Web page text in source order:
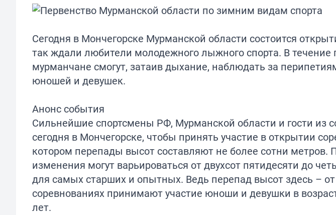
Сегодня в Мончегорске Мурманской области состоится
так ждали любители молодежного лыжного спорта. В
мурманчане смогут, затаив дыхание, наблюдать за
юношей и девушек.
Анонс события
Сильнейшие спортсмены РФ, Мурманской области и гости из
сегодня в Мончегорске, чтобы принять участие в открытии
котором перепады высот составляют не более сотни метров.
изменения могут варьироваться от двухсот пятидесяти до
для самых старших и опытных. Ведь перепад высот здесь –
соревнованиях принимают участие юноши и девушки в
лет.